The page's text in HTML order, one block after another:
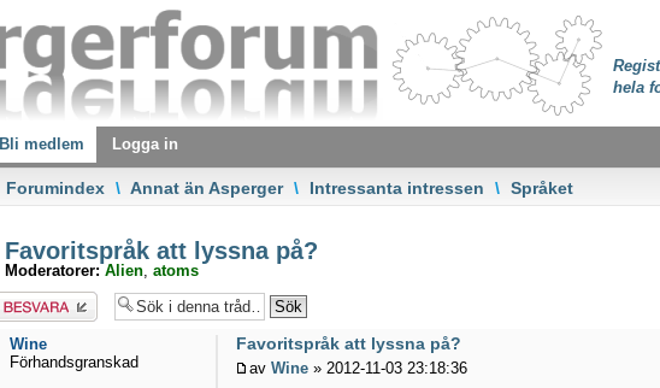
hela
Bli medlem Logga in
Forumindex \ Annat än Asperger \ Intressanta intressen \ Språket
Favoritspråk att lyssna på?
Moderatorer: Alien, atoms
Besvara
Favoritspråk att lyssna på?
avWine » 2012-11-03 23:18:36
Wine
Förhandsgranskad